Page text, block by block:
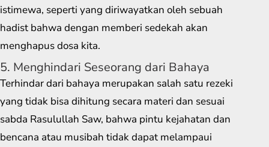
istimewa, seperti yang diriwayatkan oleh sebuah
hadist bahwa dengan memberi sedekah akan
menghapus dosa kita.
5. Menghindari Seseorang dari Bahaya
Terhindar dari bahaya merupakan salah satu rezeki
yang tidak bisa dihitung secara materi dan sesuai
sabda Rasulullah Saw, bahwa pintu kejahatan dan
bencana atau musibah tidak dapat melampaui